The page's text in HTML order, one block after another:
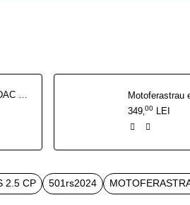
Motoferastrau electric DAC 318 EL 1800 W
349 00 LEI
2.5 CP 501rs2024